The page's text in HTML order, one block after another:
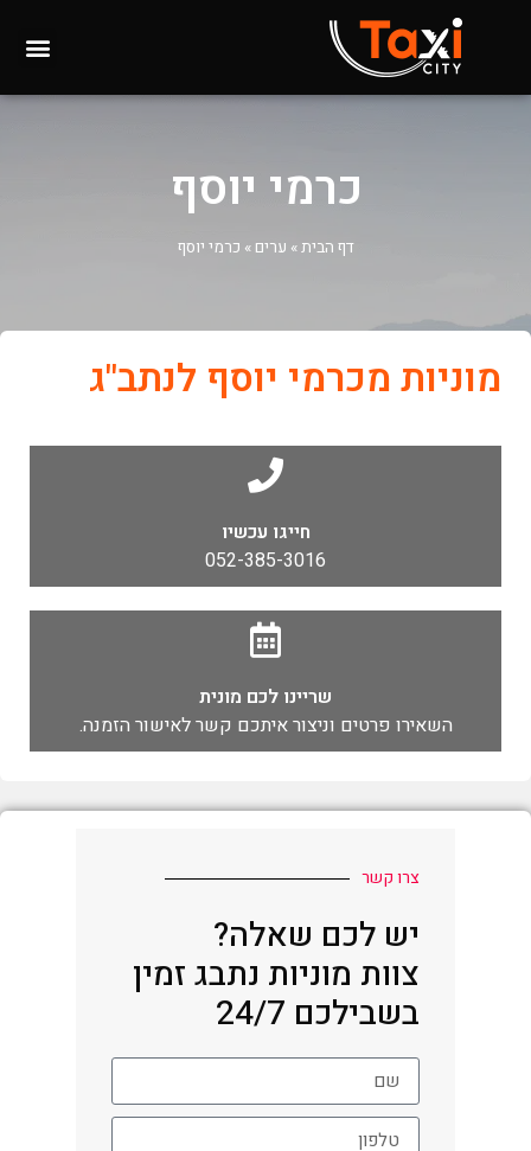
כרמי יוסף
דף הבית» ערים » כרמי יוסף
מוניות מכרמי יוסף לנתב"ג
חייגו עכשיו
052-385-3016
שריינו לכם מונית
השאירו פרטים וניצור איתכם קשר לאישור הזמנה.
צרו קשר
יש לכם שאלה?
צוות מוניות נתבג זמין
בשבילכם 24/7